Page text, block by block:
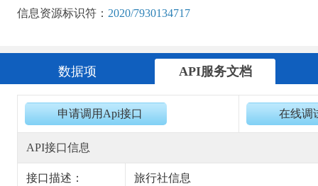
信息资源标识符： 2020/7930134717
数据项 API服务文档
申请调用Api接口 在线调
API接口信息
接口描述： 旅行社信息